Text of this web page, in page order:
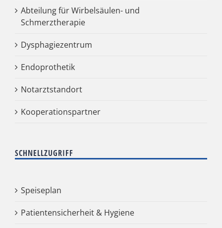
Abteilung für Wirbelsäulen- und
Schmerztherapie
Dysphagiezentrum
Endoprothetik
Notarztstandort
Kooperationspartner
SCHNELLZUGRIFF
Speiseplan
Patientensicherheit & Hygiene